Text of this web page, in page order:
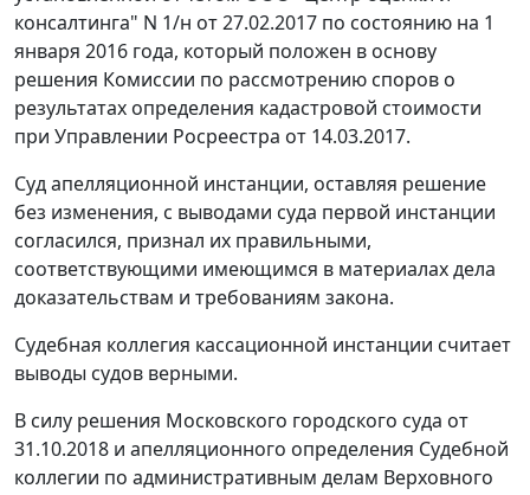
консалтинга" N 1/н от 27.02.2017 по состоянию на 1
января 2016 года, который положен в основу
решения Комиссии по рассмотрению споров о
результатах определения кадастровой стоимости
при Управлении Росреестра от 14.03.2017.
Суд апелляционной инстанции, оставляя решение
без изменения, с выводами суда первой инстанции
согласился, признал их правильными,
соответствующими имеющимся в материалах дела
доказательствам и требованиям закона.
Судебная коллегия кассационной инстанции считает
выводы судов верными.
В силу решения Московского городского суда от
31.10.2018 и апелляционного определения Судебной
коллегии по административным делам Верховного